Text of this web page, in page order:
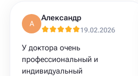
А
Александр
19.02.2026
У доктора очень
профессиональный и
индивидуальный